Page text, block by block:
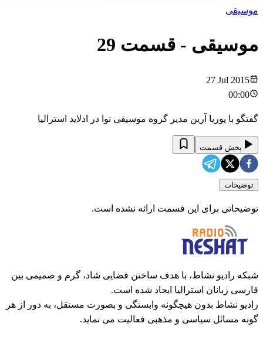
موسیقی
موسیقی - قسمت 29
27 Jul 2015
00:00
گفتگو با پوریا آرین مدیر گروه موسیقی نوا در ادلاید استرالیا
پخش قسمت
توضیحات
توضیحاتی برای این قسمت ارائه نشده است.
شبکه رادیو نشاط، با هدف ساختن فضایی شاد، گرم و صمیمی بین
فارسی زبانان استرالیا ایجاد شده است.
رادیو نشاط بدون هیچگونه وابستگی و بصورت مستقل، به دور از هر
گونه مسائل سیاسی و مذهبی فعالیت می نماید.